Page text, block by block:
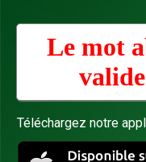
Le mot
Téléchargez notre